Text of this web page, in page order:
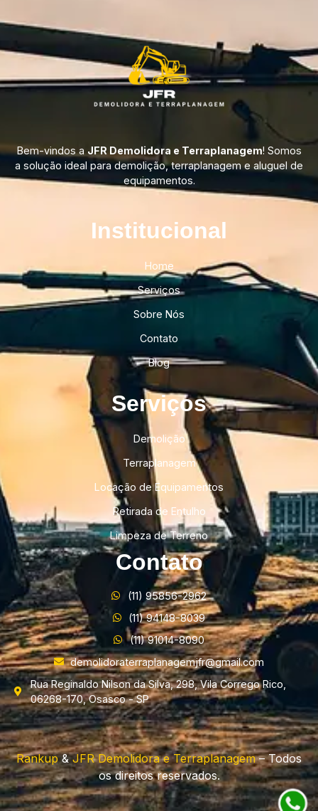
Bem-vindos a JFR Demolidora e Terraplanagem! Somos
a solução ideal para demolição, terraplanagem e aluguel de
equipamentos.
Institucional​
Home
Serviços
Sobre Nós
Contato
Blog
Serviços
Demolição
Terraplanagem
Locação de Equipamentos
Retirada de Entulho
Limpeza de Terreno
Contato
(11) 95856-2962
(11) 94148-8039
(11) 91014-8090
demolidoraterraplanagemjfr@gmail.com
Rua Reginaldo Nilson da Silva, 298, Vila Corrego Rico,
06268-170, Osasco - SP
Rankup&JFR Demolidora e Terraplanagem– Todos
os direitos reservados.